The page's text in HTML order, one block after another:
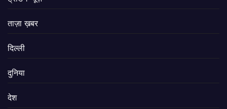
ताज़ा ख़बर
दिल्ली
दुनिया
देश